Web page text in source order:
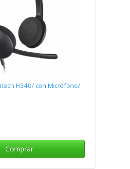
H340/ con Micrófono/
Comprar